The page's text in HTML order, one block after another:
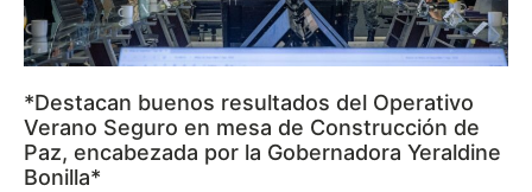
*Destacan buenos resultados del Operativo
Verano Seguro en mesa de Construcción de
Paz, encabezada por la Gobernadora Yeraldine
Bonilla*